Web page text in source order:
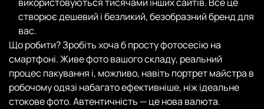
використовуються тисячами інших сайтів. Все це
створює дешевий і безликий, безобразний бренд для
вас.
Що робити? Зробіть хоча б просту фотосесію на
смартфоні. Живе фото вашого складу, реальний
процес пакування і, можливо, навіть портрет майстра в
робочому одязі набагато ефективніше, ніж ідеальне
стокове фото. Автентичність — це нова валюта.